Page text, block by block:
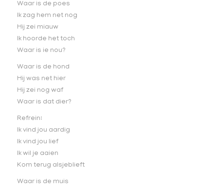
Waar is de poes
Ik zag hem net nog
Hij zei miauw
Ik hoorde het toch
Waar is ie nou?
Waar is de hond
Hij was net hier
Hij zei nog waf
Waar is dat dier?
Refrein:
Ik vind jou aardig
Ik vind jou lief
Ik wil je aaien
Kom terug alsjeblieft
Waar is de muis